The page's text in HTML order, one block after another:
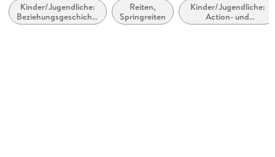
Autor/Autorin
Nele Neuhaus
Kinder/Jugendliche:
Beziehungsgeschichten
- Romantik, Liebe
Reiten,
Springreiten
Kinder/Jugendliche:
Action- und
Abenteuergeschichten